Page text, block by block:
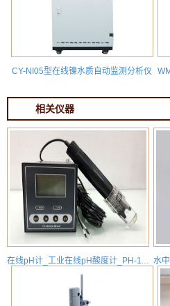
CY-NI05型在线镍水质自动监测分析仪
相关仪器
在线pH计_工业在线pH酸度计_PH-110_价格_图片_厂家